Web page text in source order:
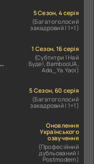
5 Сезон, 4 серія
(Багатоголосий
закадровий | 1+1)
1 Сезон, 16 серія
(Субтитри | Най
Буде!, BambooUA,
Ada_Ya.Yaoi)
5 Сезон, 60 серія
(Багатоголосий
закадровий | 1+1)
Оновлення
Українського
озвучення
(Професійний
дубльований |
Postmodern)